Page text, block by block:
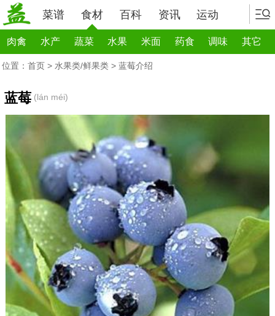
菜谱 食材 百科 资讯 运动
肉禽 水产 蔬菜 水果 米面 药食 调味 其它
位置： 首页 > 水果类/鲜果类 > 蓝莓介绍
蓝莓 (lán méi)